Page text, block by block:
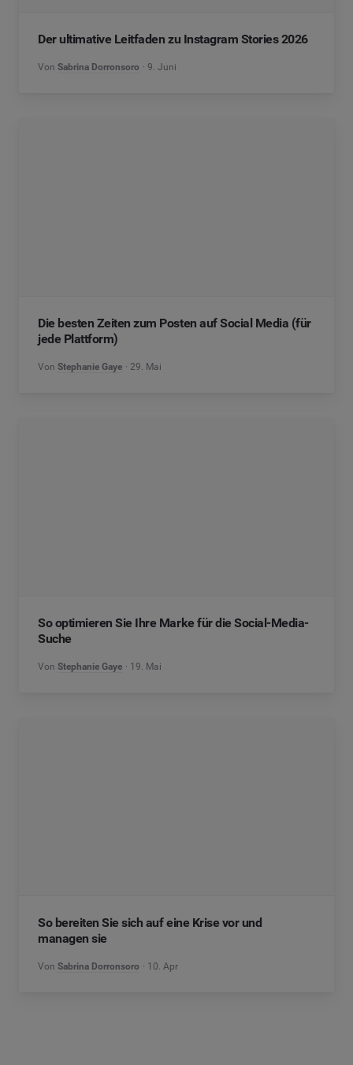
Der ultimative Leitfaden zu Instagram Stories 2026
Von Sabrina Dorronsoro 9. Juni
Die besten Zeiten zum Posten auf Social Media (für
jede Plattform)
Von Stephanie Gaye 29. Mai
So optimieren Sie Ihre Marke für die Social-Media-
Suche
Von Stephanie Gaye 19. Mai
So bereiten Sie sich auf eine Krise vor und
managen sie
Von Sabrina Dorronsoro 10. Apr